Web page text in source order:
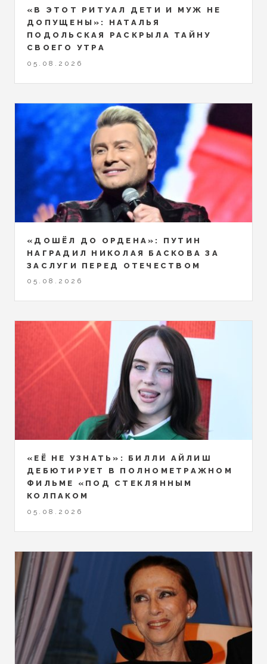
«В ЭТОТ РИТУАЛ ДЕТИ И МУЖ НЕ
ДОПУЩЕНЫ»: НАТАЛЬЯ
ПОДОЛЬСКАЯ РАСКРЫЛА ТАЙНУ
СВОЕГО УТРА
05.08.2026
«ДОШЁЛ ДО ОРДЕНА»: ПУТИН
НАГРАДИЛ НИКОЛАЯ БАСКОВА ЗА
ЗАСЛУГИ ПЕРЕД ОТЕЧЕСТВОМ
05.08.2026
«ЕЁ НЕ УЗНАТЬ»: БИЛЛИ АЙЛИШ
ДЕБЮТИРУЕТ В ПОЛНОМЕТРАЖНОМ
ФИЛЬМЕ «ПОД СТЕКЛЯННЫМ
КОЛПАКОМ
05.08.2026